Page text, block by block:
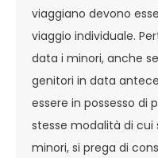
viaggiano devono
viaggio individuale.
data i minori, anche
genitori in data
essere in possesso di
stesse modalità di cui
minori, si prega di